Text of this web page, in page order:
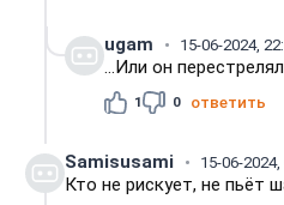
ugam 15-06-2024,
...Или он
1 0 ответить
Samisusami 15-06-2024,
Кто не рискует, не пьёт